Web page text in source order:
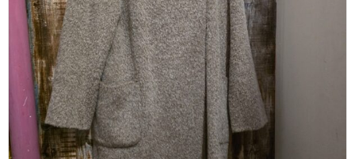
Gift
Card
Newsletter
Termini
e
Condizioni
Spedizioni